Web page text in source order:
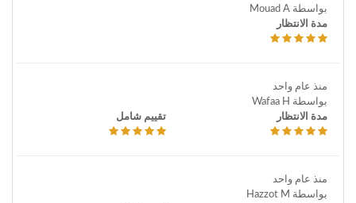
بواسطة Mouad A
مدة الانتظار
منذ عام واحد
بواسطة Wafaa H
مدة الانتظار
تقييم شامل
منذ عام واحد
بواسطة Hazzot M